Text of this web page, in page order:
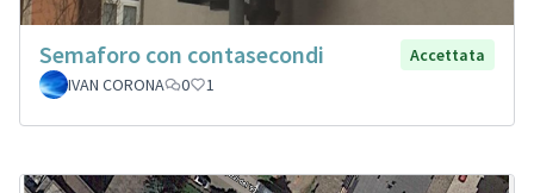
Semaforo con contasecondi
Accettata
IVAN CORONA
0 1